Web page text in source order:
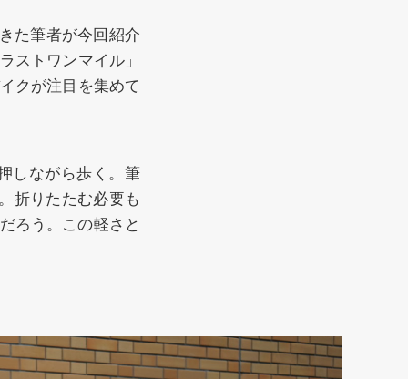
た筆者が今回紹介
ストワンマイル」
クが注目を集めて
しながら歩く。筆
折りたたむ必要も
ろう。この軽さと